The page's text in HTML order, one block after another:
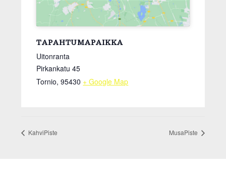
TAPAHTUMAPAIKKA
Uitonranta
Pirkankatu 45
Tornio, 95430 + Google Map
KahviPiste MusaPiste